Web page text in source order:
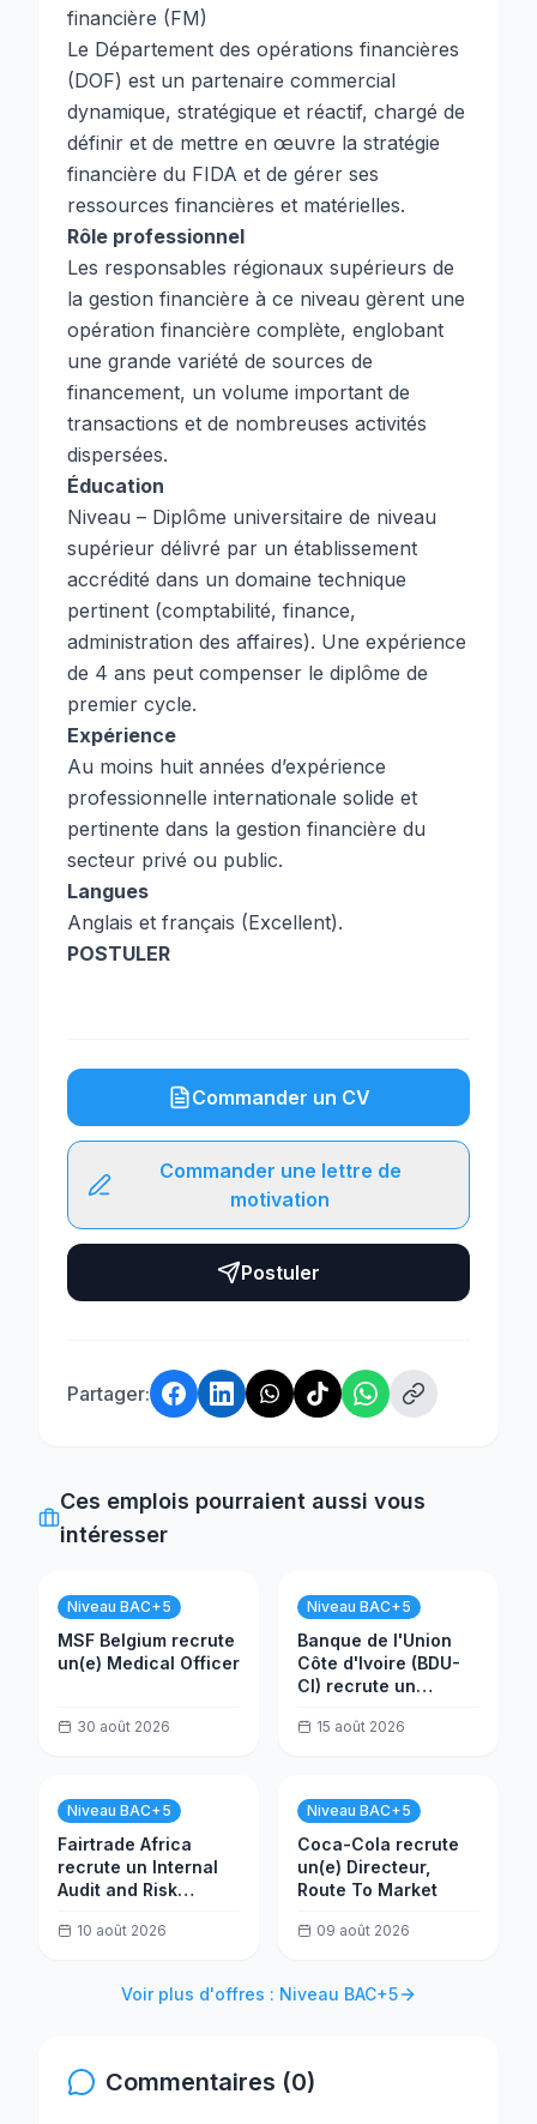
financière (FM)
Le Département des opérations financières
(DOF) est un partenaire commercial
dynamique, stratégique et réactif, chargé de
définir et de mettre en œuvre la stratégie
financière du FIDA et de gérer ses
ressources financières et matérielles.
Rôle professionnel
Les responsables régionaux supérieurs de
la gestion financière à ce niveau gèrent une
opération financière complète, englobant
une grande variété de sources de
financement, un volume important de
transactions et de nombreuses activités
dispersées.
Éducation
Niveau – Diplôme universitaire de niveau
supérieur délivré par un établissement
accrédité dans un domaine technique
pertinent (comptabilité, finance,
administration des affaires). Une expérience
de 4 ans peut compenser le diplôme de
premier cycle.
Expérience
Au moins huit années d’expérience
professionnelle internationale solide et
pertinente dans la gestion financière du
secteur privé ou public.
Langues
Anglais et français (Excellent).
POSTULER
Commander un CV
Commander une lettre de
motivation
Postuler
Partager:
Ces emplois pourraient aussi vous
intéresser
Niveau BAC+5
MSF Belgium recrute
un(e) Medical Officer
30 août 2026
Niveau BAC+5
Banque de l'Union
Côte d'Ivoire (BDU-
CI) recrute un
Permanent H/F
15 août 2026
Niveau BAC+5
Fairtrade Africa
recrute un Internal
Audit and Risk
10 août 2026
Niveau BAC+5
Coca-Cola recrute
un(e) Directeur,
Route To Market
09 août 2026
Voir plus d'offres : Niveau BAC+5
Commentaires (0)